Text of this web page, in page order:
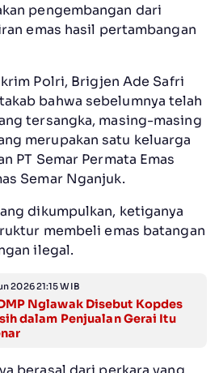
pengembangan dari
emas hasil pertambangan
Polri, Brigjen Ade Safri
bahwa sebelumnya telah
tersangka, masing-masing
merupakan satu keluarga
PT Semar Permata Emas
Semar Nganjuk.
dikumpulkan, ketiganya
membeli emas batangan
ilegal.
2026 21:15 WIB
Nglawak Disebut Kopdes
dalam Penjualan Gerai Itu